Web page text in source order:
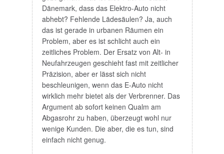
Dänemark, dass das Elektro-Auto nicht
abhebt? Fehlende Lädesäulen? Ja, auch
das ist gerade in urbanen Räumen ein
Problem, aber es ist schlicht auch ein
zeitliches Problem. Der Ersatz von Alt- in
Neufahrzeugen geschieht fast mit zeitlicher
Präzision, aber er lässt sich nicht
beschleunigen, wenn das E-Auto nicht
wirklich mehr bietet als der Verbrenner. Das
Argument ab sofort keinen Qualm am
Abgasrohr zu haben, überzeugt wohl nur
wenige Kunden. Die aber, die es tun, sind
einfach nicht genug.